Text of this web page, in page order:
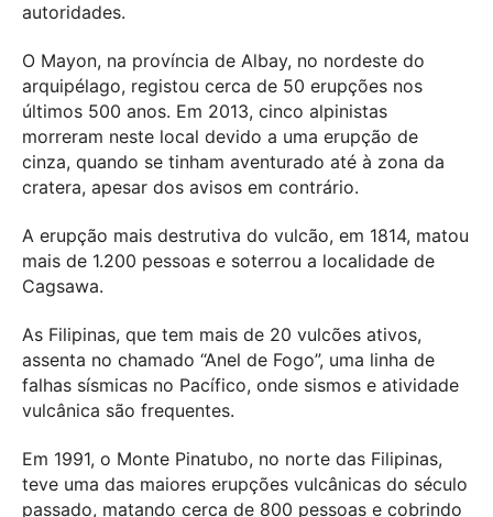
autoridades.
O Mayon, na província de Albay, no nordeste do
arquipélago, registou cerca de 50 erupções nos
últimos 500 anos. Em 2013, cinco alpinistas
morreram neste local devido a uma erupção de
cinza, quando se tinham aventurado até à zona da
cratera, apesar dos avisos em contrário.
A erupção mais destrutiva do vulcão, em 1814, matou
mais de 1.200 pessoas e soterrou a localidade de
Cagsawa.
As Filipinas, que tem mais de 20 vulcões ativos,
assenta no chamado “Anel de Fogo”, uma linha de
falhas sísmicas no Pacífico, onde sismos e atividade
vulcânica são frequentes.
Em 1991, o Monte Pinatubo, no norte das Filipinas,
teve uma das maiores erupções vulcânicas do século
passado, matando cerca de 800 pessoas e cobrindo